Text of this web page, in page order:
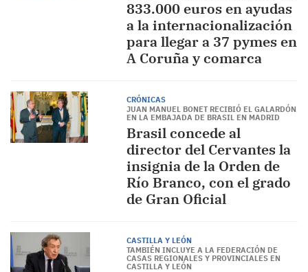
833.000 euros en ayudas
a la internacionalización
para llegar a 37 pymes en
A Coruña y comarca
CRÓNICAS
JUAN MANUEL BONET RECIBIÓ EL GALARDÓN
EN LA EMBAJADA DE BRASIL EN MADRID
Brasil concede al
director del Cervantes la
insignia de la Orden de
Río Branco, con el grado
de Gran Oficial
CASTILLA Y LEÓN
TAMBIÉN INCLUYE A LA FEDERACIÓN DE
CASAS REGIONALES Y PROVINCIALES EN
CASTILLA Y LEÓN